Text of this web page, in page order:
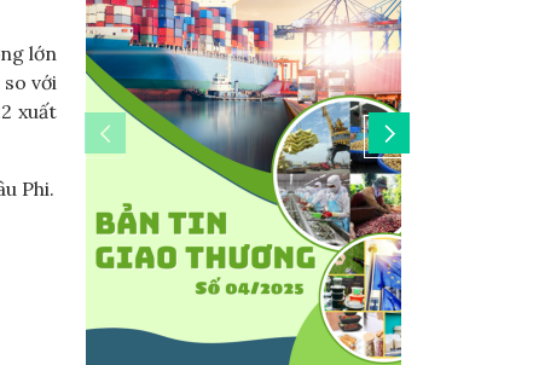
lớn
với
xuất
Phi.